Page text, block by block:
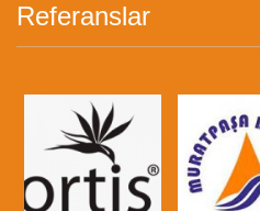
Referanslar